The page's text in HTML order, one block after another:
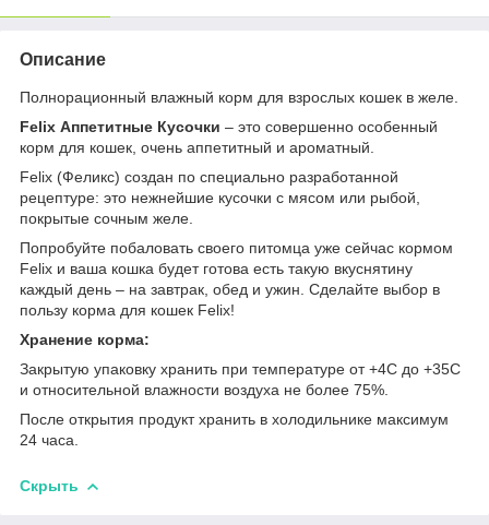
Описание
Полнорационный влажный корм для взрослых кошек в желе.
Felix Аппетитные Кусочки – это совершенно особенный
корм для кошек, очень аппетитный и ароматный.
Felix (Феликс) создан по специально разработанной
рецептуре: это нежнейшие кусочки с мясом или рыбой,
покрытые сочным желе.
Попробуйте побаловать своего питомца уже сейчас кормом
Felix и ваша кошка будет готова есть такую вкуснятину
каждый день – на завтрак, обед и ужин. Сделайте выбор в
пользу корма для кошек Felix!
Хранение корма:
Закрытую упаковку хранить при температуре от +4С до +35С
и относительной влажности воздуха не более 75%.
После открытия продукт хранить в холодильнике максимум
24 часа.
Скрыть